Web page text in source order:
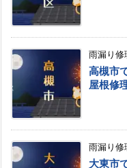
雨漏り修
高槻市
屋根修
雨漏り修
大東市